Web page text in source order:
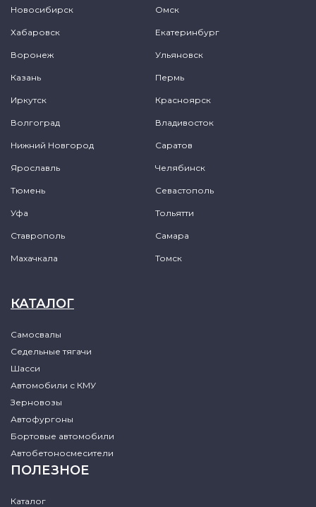
Новосибирск Омск
Хабаровск Екатеринбург
Воронеж Ульяновск
Казань Пермь
Иркутск Красноярск
Волгоград Владивосток
Нижний Новгород Саратов
Ярославль Челябинск
Тюмень Севастополь
Уфа Тольятти
Ставрополь Самара
Махачкала Томск
КАТАЛОГ
Самосвалы
Седельные тягачи
Шасси
Автомобили с КМУ
Зерновозы
Автофургоны
Бортовые автомобили
Автобетоносмесители
ПОЛЕЗНОЕ
Каталог